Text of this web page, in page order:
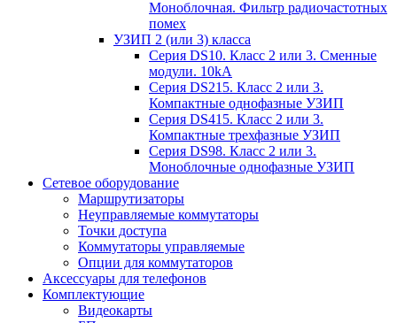
Моноблочная. Фильтр радиочастотных
помех
УЗИП 2 (или 3) класса
Серия DS10. Класс 2 или 3. Сменные
модули. 10kA
Серия DS215. Класс 2 или 3.
Компактные однофазные УЗИП
Серия DS415. Класс 2 или 3.
Компактные трехфазные УЗИП
Серия DS98. Класс 2 или 3.
Моноблочные однофазные УЗИП
Сетевое оборудование
Маршрутизаторы
Неуправляемые коммутаторы
Точки доступа
Коммутаторы управляемые
Опции для коммутаторов
Аксессуары для телефонов
Комплектующие
Видеокарты